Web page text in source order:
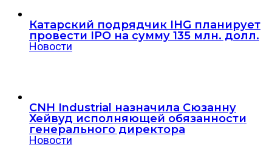
Катарский подрядчик IHG планирует
провести IPO на сумму 135 млн. долл.
Новости
CNH Industrial назначила Сюзанну
Хейвуд исполняющей обязанности
генерального директора
Новости